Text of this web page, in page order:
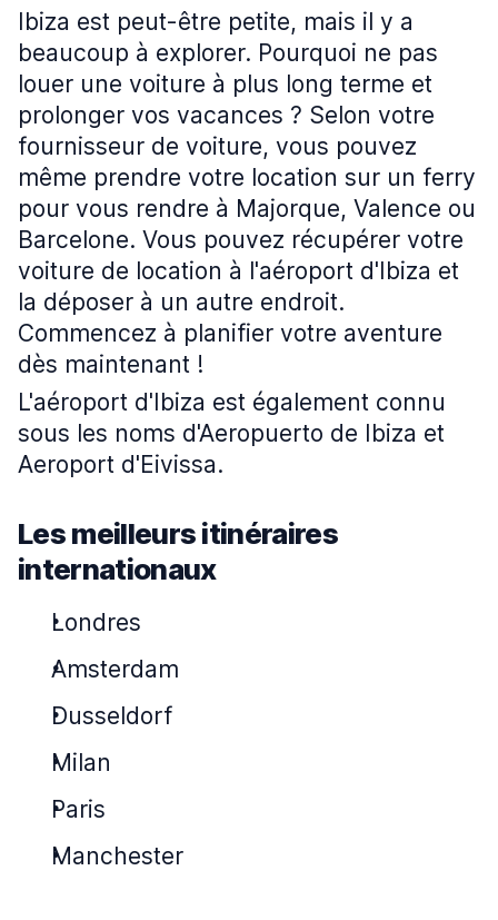
Ibiza est peut-être petite, mais il y a
beaucoup à explorer. Pourquoi ne pas
louer une voiture à plus long terme et
prolonger vos vacances ? Selon votre
fournisseur de voiture, vous pouvez
même prendre votre location sur un ferry
pour vous rendre à Majorque, Valence ou
Barcelone. Vous pouvez récupérer votre
voiture de location à l'aéroport d'Ibiza et
la déposer à un autre endroit.
Commencez à planifier votre aventure
dès maintenant !
L'aéroport d'Ibiza est également connu
sous les noms d'Aeropuerto de Ibiza et
Aeroport d'Eivissa.
Les meilleurs itinéraires
internationaux
Londres
Amsterdam
Dusseldorf
Milan
Paris
Manchester